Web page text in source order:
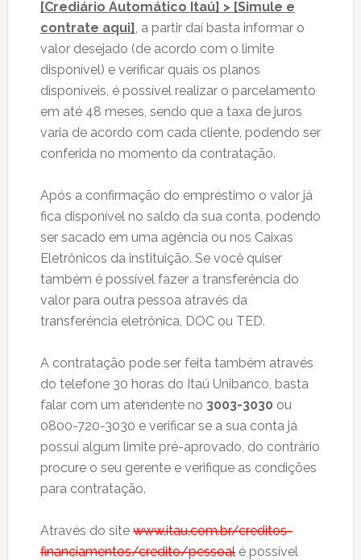
[Crediário Automático Itaú] > [Simule e
contrate aqui] , a partir daí basta informar o
valor desejado (de acordo com o limite
disponível) e verificar quais os planos
disponíveis, é possível realizar o parcelamento
em até 48 meses, sendo que a taxa de juros
varia de acordo com cada cliente, podendo ser
conferida no momento da contratação.
Após a confirmação do empréstimo o valor já
fica disponível no saldo da sua conta, podendo
ser sacado em uma agência ou nos Caixas
Eletrônicos da instituição. Se você quiser
também é possível fazer a transferência do
valor para outra pessoa através da
transferência eletrônica, DOC ou TED.
A contratação pode ser feita também através
do telefone 30 horas do Itaú Unibanco, basta
falar com um atendente no 3003-3030 ou
0800-720-3030 e verificar se a sua conta já
possui algum limite pré-aprovado, do contrário
procure o seu gerente e verifique as condições
para contratação.
Através do site www.itau.com.br/creditos-
financiamentos/credito/pessoalé possível